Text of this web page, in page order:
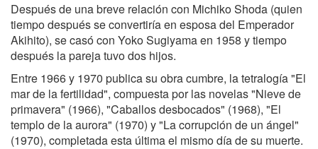
Después de una breve relación con Michiko Shoda (quien
tiempo después se convertiría en esposa del Emperador
Akihito), se casó con Yoko Sugiyama en 1958 y tiempo
después la pareja tuvo dos hijos.
Entre 1966 y 1970 publica su obra cumbre, la tetralogía "El
mar de la fertilidad", compuesta por las novelas "Nieve de
primavera" (1966), "Caballos desbocados" (1968), "El
templo de la aurora" (1970) y "La corrupción de un ángel"
(1970), completada esta última el mismo día de su muerte.